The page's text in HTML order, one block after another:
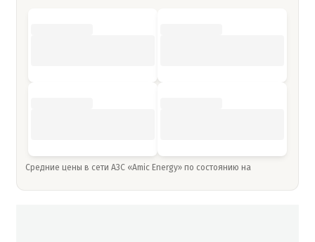
Средние цены в сети АЗС «Amic Energy» по состоянию на